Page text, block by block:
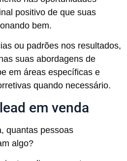
positivo de que suas
bem.
ou padrões nos resultados,
suas abordagens de
em áreas específicas e
quando necessário.
em venda
quantas pessoas
algo?